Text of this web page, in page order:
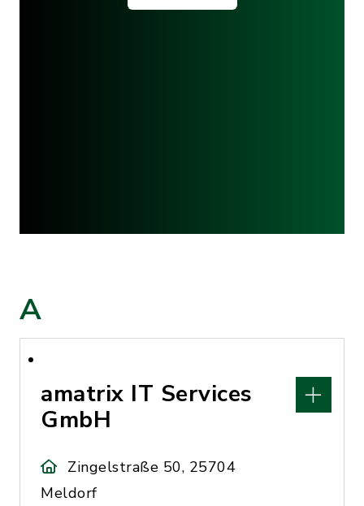
A
amatrix IT Services
GmbH
Zingelstraße 50, 25704
Meldorf